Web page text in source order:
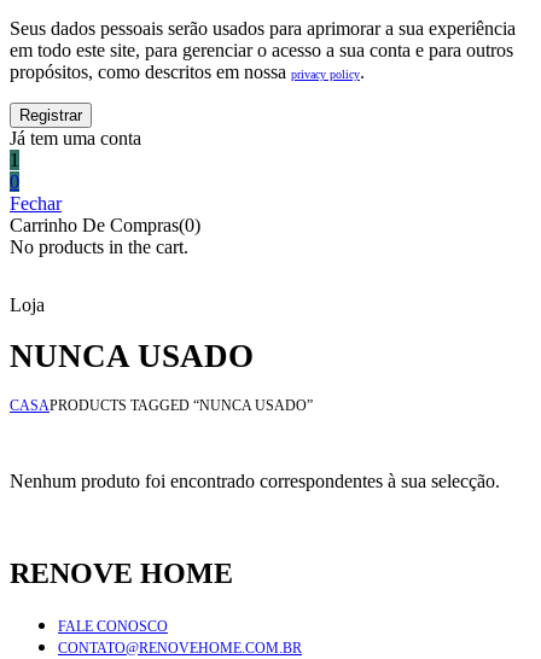
Seus dados pessoais serão usados para aprimorar a sua experiência
em todo este site, para gerenciar o acesso a sua conta e para outros
propósitos, como descritos em nossa privacy policy.
Já tem uma conta
1
0
Fechar
Carrinho De Compras(0)
No products in the cart.
Loja
NUNCA USADO
CASAPRODUCTS TAGGED “NUNCA USADO”
Nenhum produto foi encontrado correspondentes à sua selecção.
RENOVE HOME
FALE CONOSCO
CONTATO@RENOVEHOME.COM.BR